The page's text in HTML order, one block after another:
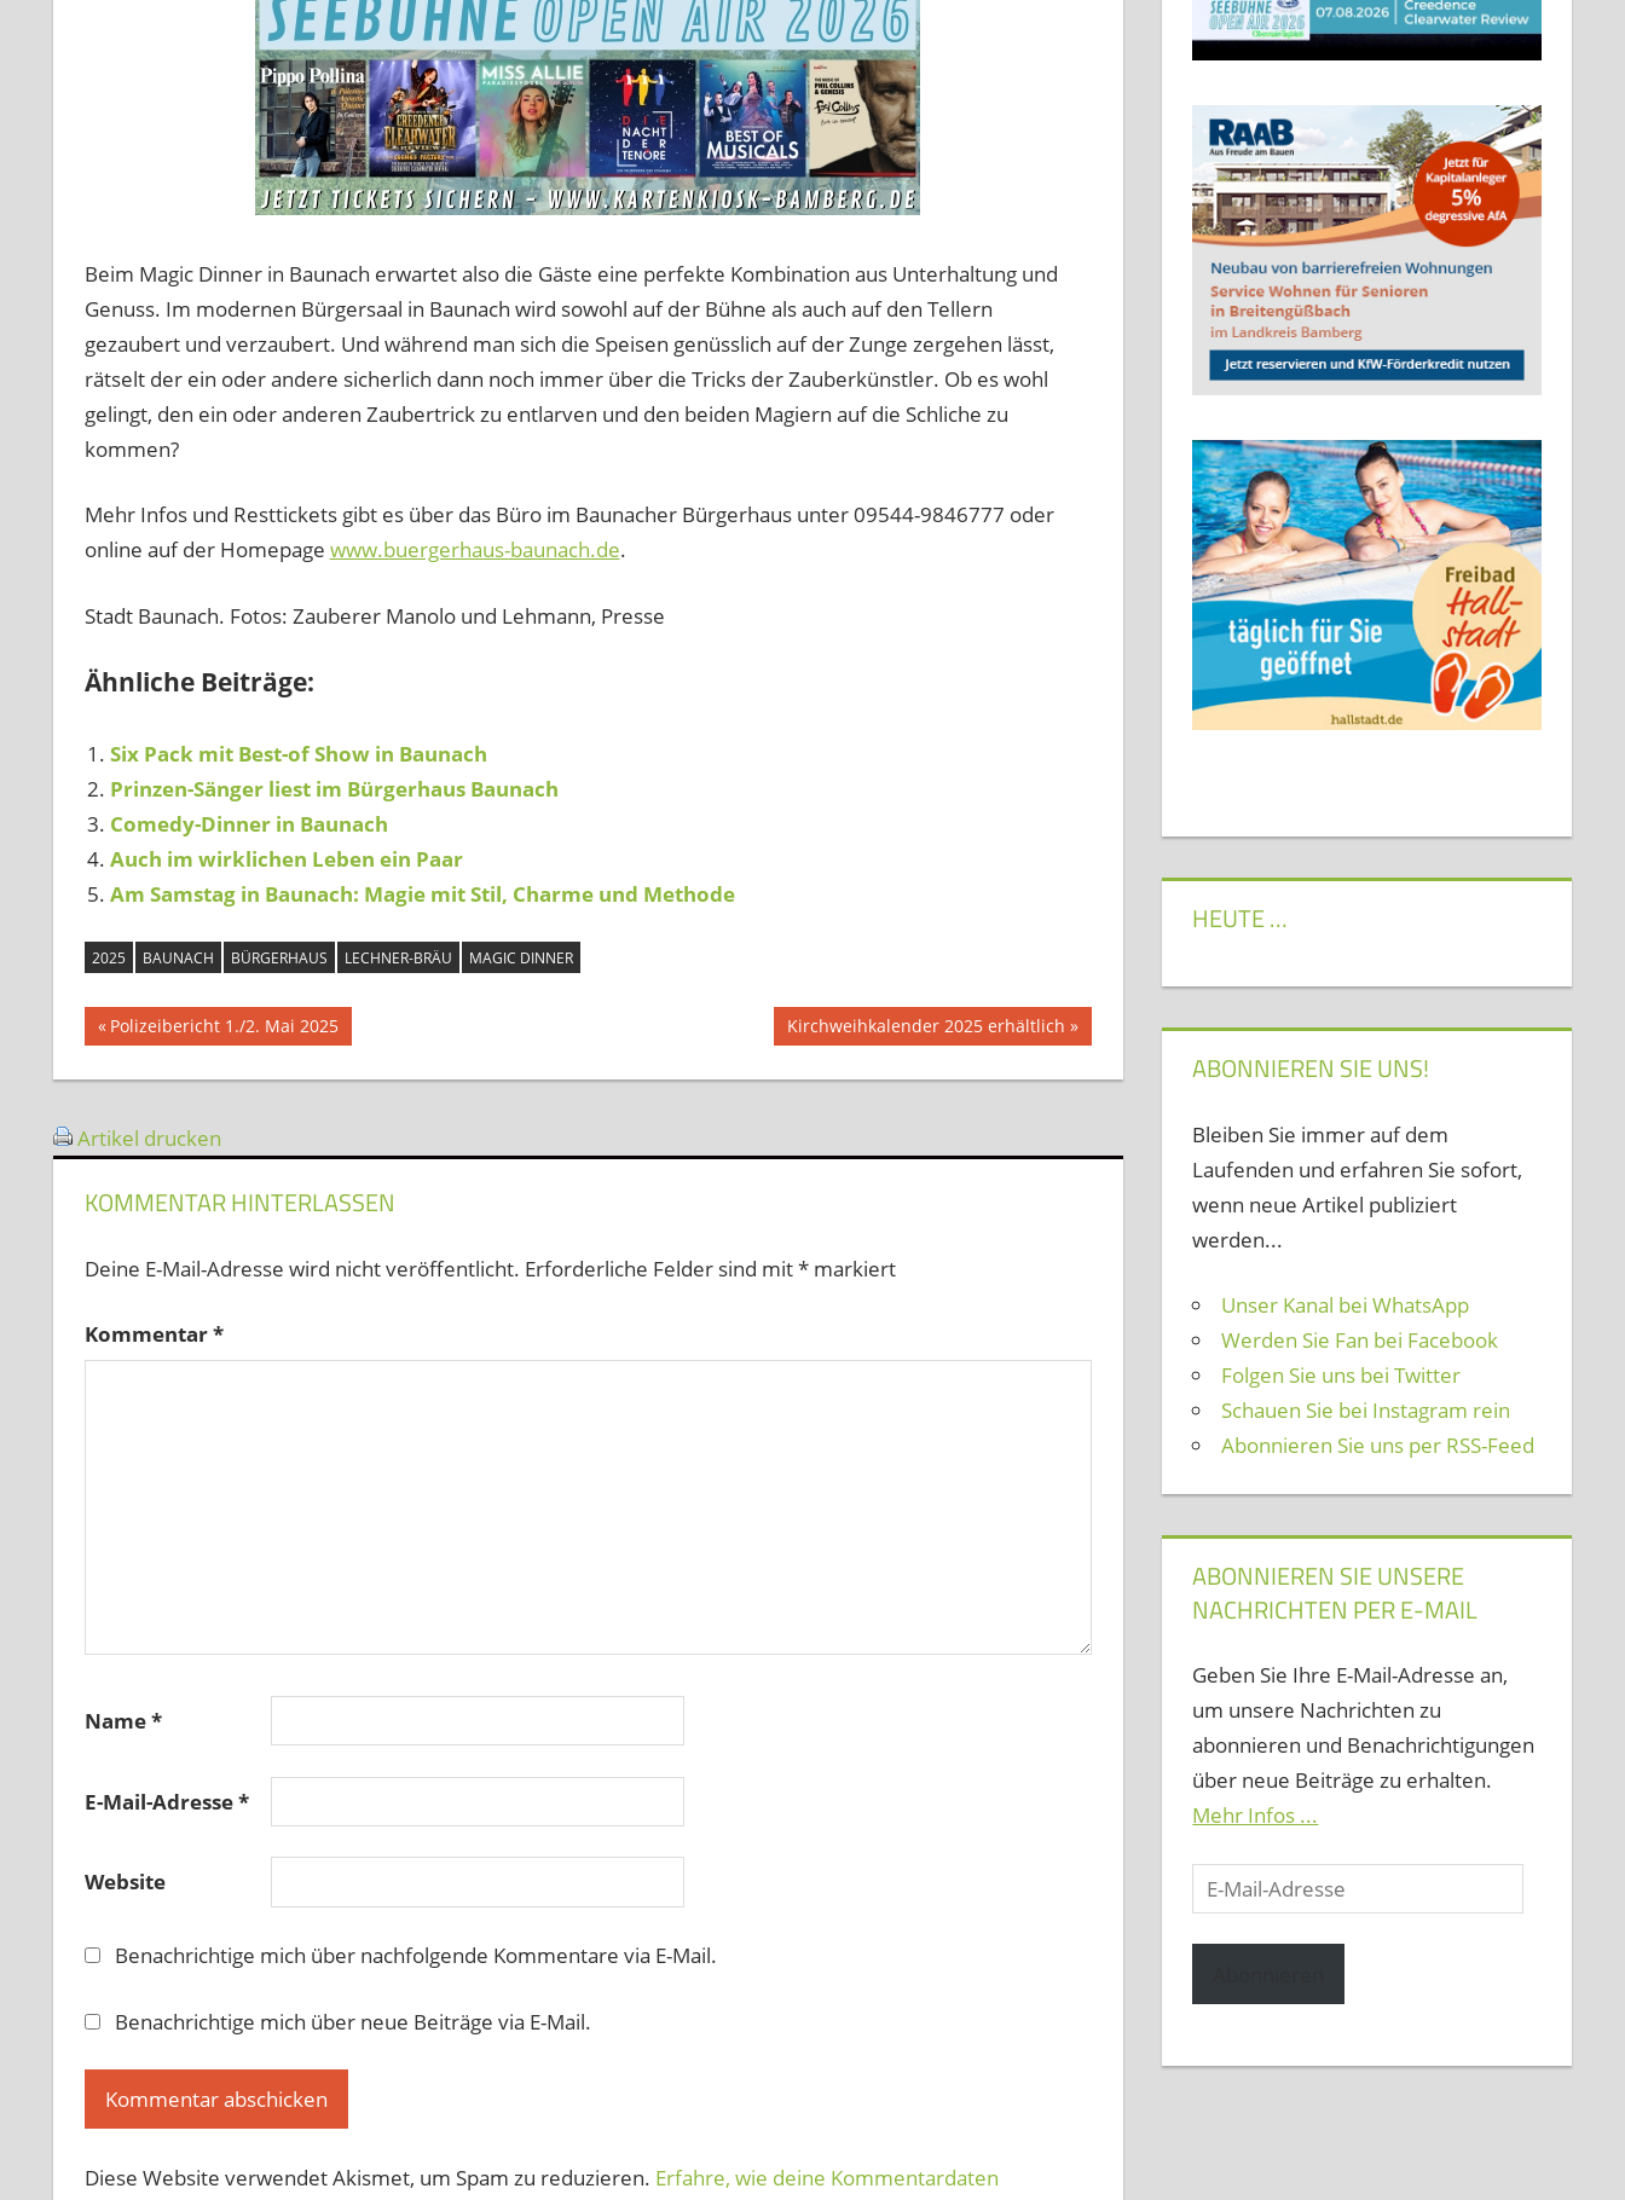
Beim Magic Dinner in Baunach erwartet also die Gäste eine perfekte Kombination aus Unterhaltung und
Genuss. Im modernen Bürgersaal in Baunach wird sowohl auf der Bühne als auch auf den Tellern
gezaubert und verzaubert. Und während man sich die Speisen genüsslich auf der Zunge zergehen lässt,
rätselt der ein oder andere sicherlich dann noch immer über die Tricks der Zauberkünstler. Ob es wohl
gelingt, den ein oder anderen Zaubertrick zu entlarven und den beiden Magiern auf die Schliche zu
kommen?
Mehr Infos und Resttickets gibt es über das Büro im Baunacher Bürgerhaus unter 09544-9846777 oder
online auf der Homepage www.buergerhaus-baunach.de.
Stadt Baunach. Fotos: Zauberer Manolo und Lehmann, Presse
Ähnliche Beiträge:
Six Pack mit Best-of Show in Baunach
Prinzen-Sänger liest im Bürgerhaus Baunach
Comedy-Dinner in Baunach
Auch im wirklichen Leben ein Paar
Am Samstag in Baunach: Magie mit Stil, Charme und Methode
2025 BAUNACH BÜRGERHAUS LECHNER-BRÄU MAGIC DINNER
Beitragsnavigation
Vorheriger
Beitrag:
Polizeibericht 1./2. Mai 2025
Nächster
Beitrag:
Kirchweihkalender 2025 erhältlich
Artikel drucken
KOMMENTAR HINTERLASSEN
Deine E-Mail-Adresse wird nicht veröffentlicht. Erforderliche Felder sind mit*markiert
Kommentar*
Name*
E-Mail-Adresse*
Website
Benachrichtige mich über nachfolgende Kommentare via E-Mail.
Benachrichtige mich über neue Beiträge via E-Mail.
Diese Website verwendet Akismet, um Spam zu reduzieren. Erfahre, wie deine Kommentardaten
HEUTE …
ABONNIEREN SIE UNS!
Bleiben Sie immer auf dem
Laufenden und erfahren Sie sofort,
wenn neue Artikel publiziert
werden...
Unser Kanal bei WhatsApp
Werden Sie Fan bei Facebook
Folgen Sie uns bei Twitter
Schauen Sie bei Instagram rein
Abonnieren Sie uns per RSS-Feed
ABONNIEREN SIE UNSERE
NACHRICHTEN PER E-MAIL
Geben Sie Ihre E-Mail-Adresse an,
um unsere Nachrichten zu
abonnieren und Benachrichtigungen
über neue Beiträge zu erhalten.
Mehr Infos ...
E-
Mail-
Adresse